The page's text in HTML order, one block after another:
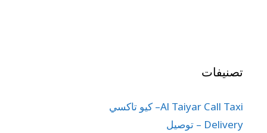
تصنيفات
Al Taiyar Call Taxi– كيو تاكسي
Delivery – توصيل